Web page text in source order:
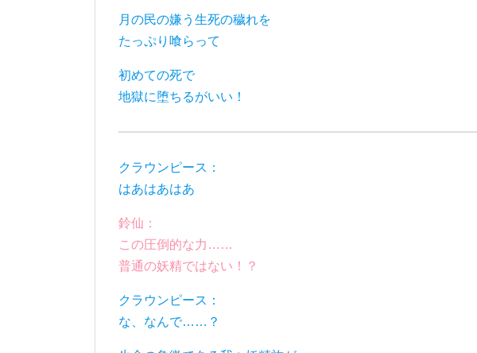
月の民の嫌う生死の穢れを
たっぷり喰らって
初めての死で
地獄に堕ちるがいい！
クラウンピース：
はあはあはあ
鈴仙：
この圧倒的な力……
普通の妖精ではない！？
クラウンピース：
な、なんで……？